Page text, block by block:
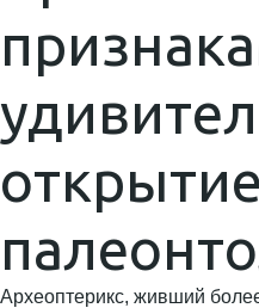
Археоптерикс, живший